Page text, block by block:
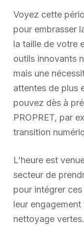
Voyez cette
pour embrasser
la taille de votre
outils innovants
mais une
attentes de plus
pouvez dès à
PROPRET, par
transition
L’heure est
secteur de
pour intégrer
leur
nettoyage